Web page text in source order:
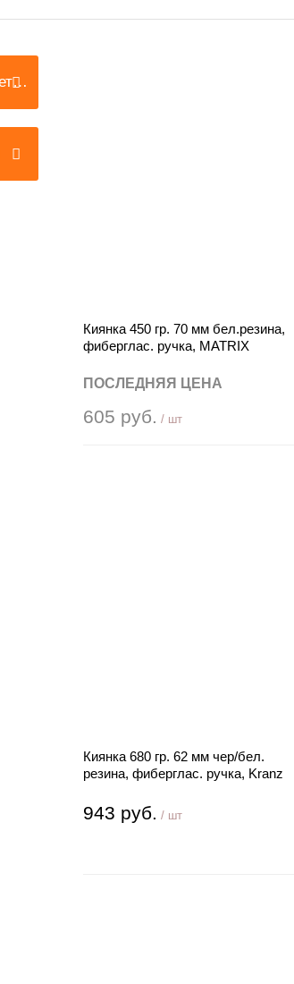
Подбор по параметрам
Киянка 450 гр. 70 мм бел.резина,
фиберглас. ручка, MATRIX
ПОСЛЕДНЯЯ ЦЕНА
605 руб. / шт
Киянка 680 гр. 62 мм чер/бел.
резина, фиберглас. ручка, Kranz
943 руб. / шт